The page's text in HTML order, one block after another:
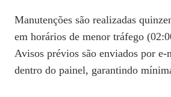
Manutenções são realizadas
em horários de menor tráfego
Avisos prévios são enviados por
dentro do painel, garantindo